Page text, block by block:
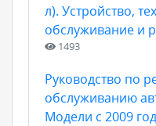
л). Устройство,
обслуживание и
1493
Руководство по
обслуживанию
Модели с 2009